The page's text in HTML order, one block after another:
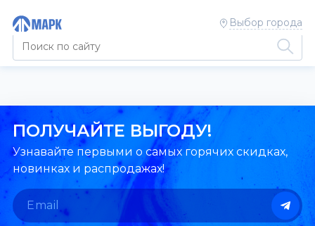
Выбор города
ПОЛУЧАЙТЕ ВЫГОДУ!
Узнавайте первыми о самых горячих скидках,
новинках и распродажах!